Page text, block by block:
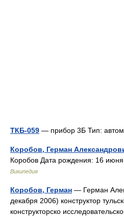
ТКБ-059 — прибор 3Б Тип:
Коробов, Герман
Коробов Дата рождения: 16
Википедия
Коробов, Герман — Герман
декабря 2006) конструктор
конструкторско